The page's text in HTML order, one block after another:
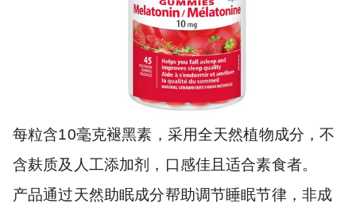
每粒含10毫克褪黑素，采用全天然植物成分，不
含麸质及人工添加剂，口感佳且适合素食者。
产品通过天然助眠成分帮助调节睡眠节律，非成